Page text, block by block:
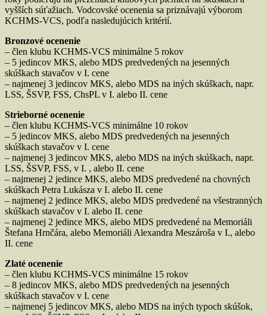
vyšších súťažiach. Vodcovské ocenenia sa priznávajú výborom
KCHMS-VCS, podľa nasledujúcich kritérií.
Bronzové ocenenie
– člen klubu KCHMS-VCS minimálne 5 rokov
– 5 jedincov MKS, alebo MDS predvedených na jesenných
skúškach stavačov v I. cene
– najmenej 3 jedincov MKS, alebo MDS na iných skúškach, napr.
LSS, ŠSVP, FSS, ChsPL v I. alebo II. cene
Strieborné ocenenie
– člen klubu KCHMS-VCS minimálne 10 rokov
– 5 jedincov MKS, alebo MDS predvedených na jesenných
skúškach stavačov v I. cene
– najmenej 3 jedincov MKS, alebo MDS na iných skúškach, napr.
LSS, ŠSVP, FSS, v I. , alebo II. cene
– najmenej 2 jedince MKS, alebo MDS predvedené na chovných
skúškach Petra Lukásza v I. alebo II. cene
– najmenej 2 jedince MKS, alebo MDS predvedené na všestranných
skúškach stavačov v I. alebo II. cene
– najmenej 2 jedince MKS, alebo MDS predvedené na Memoriáli
Štefana Hrnčára, alebo Memoriáli Alexandra Meszároša v I., alebo
II. cene
Zlaté ocenenie
– člen klubu KCHMS-VCS minimálne 15 rokov
– 8 jedincov MKS, alebo MDS predvedených na jesenných
skúškach stavačov v I. cene
– najmenej 5 jedincov MKS, alebo MDS na iných typoch skúšok,